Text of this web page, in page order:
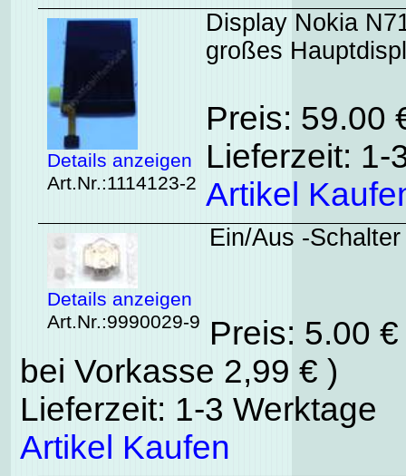
Details anzeigen
Art.Nr.:1114123-2
Display Nokia
großes
Preis:
Lieferzeit: 1-
Artikel
Details anzeigen
Art.Nr.:9990029-9
Ein/Aus -
Preis: 5.00
bei Vorkasse 2,99 € )
Lieferzeit: 1-3 Werktage
Artikel Kaufen